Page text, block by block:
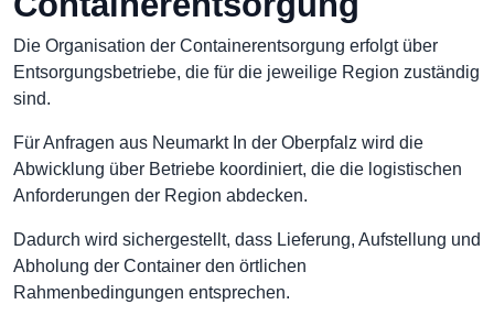
Die Organisation der Containerentsorgung erfolgt über
Entsorgungsbetriebe, die für die jeweilige Region zuständig
sind.
Für Anfragen aus Neumarkt In der Oberpfalz wird die
Abwicklung über Betriebe koordiniert, die die logistischen
Anforderungen der Region abdecken.
Dadurch wird sichergestellt, dass Lieferung, Aufstellung und
Abholung der Container den örtlichen
Rahmenbedingungen entsprechen.